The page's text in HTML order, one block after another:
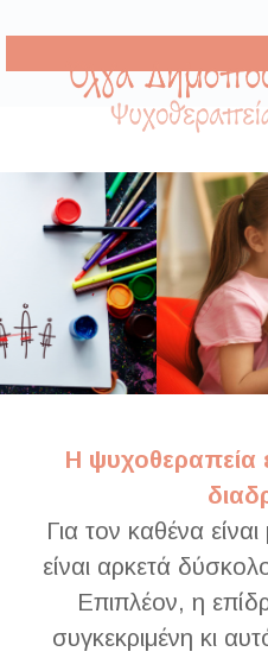
Η ψυχοθεραπεία
Για τον καθένα είναι
είναι αρκετά
Επιπλέον, η
συγκεκριμένη κι